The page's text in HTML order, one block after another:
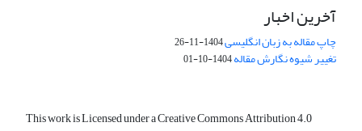
آخرین اخبار
چاپ مقاله به زبان انگلیسی1404-11-26
تغییر شیوه نگارش مقاله1404-10-01
This work is Licensed under a Creative Commons Attribution 4.0